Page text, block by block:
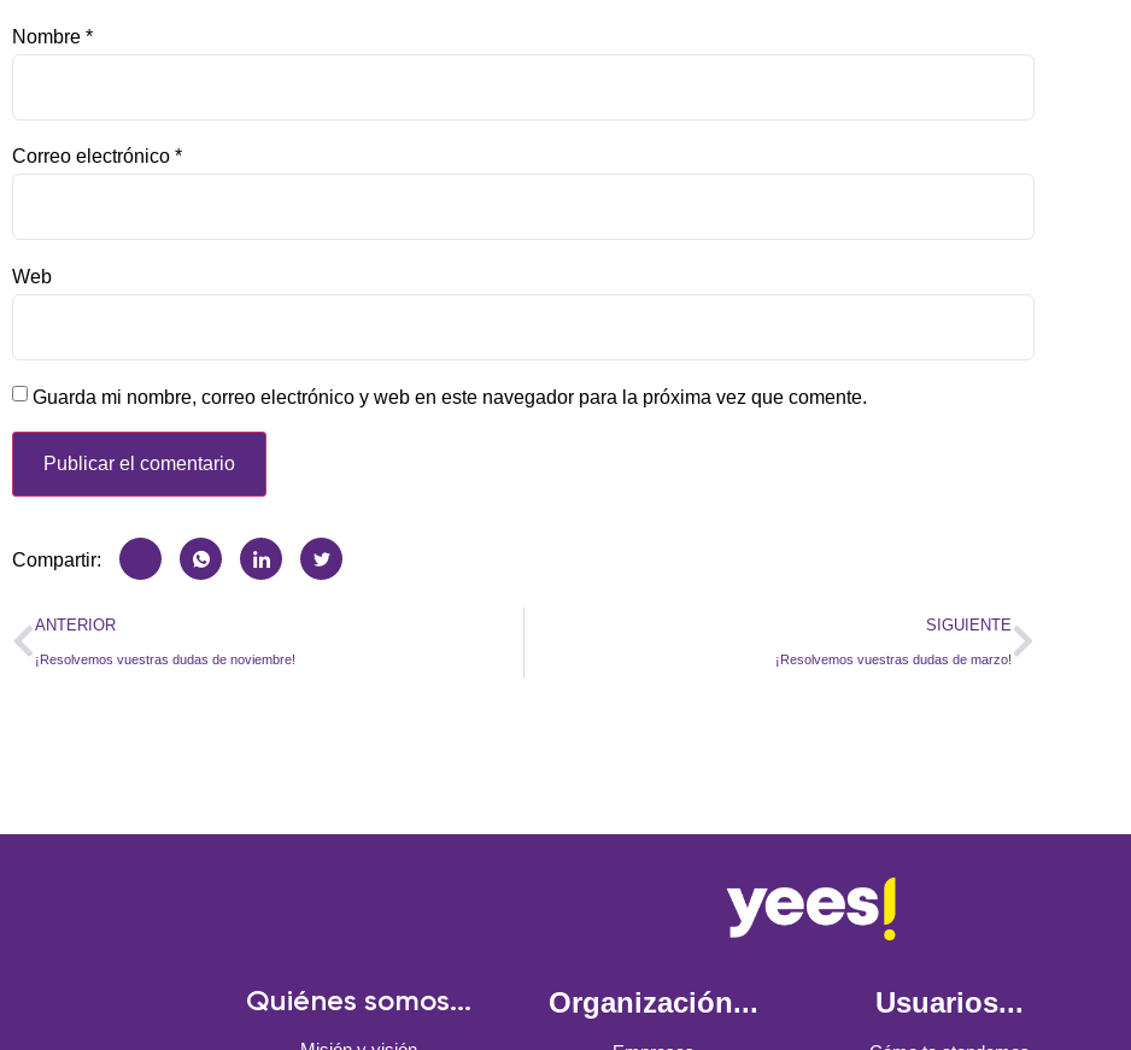
Nombre *
Correo electrónico *
Web
Guarda mi nombre, correo electrónico y web en este navegador para la próxima vez que comente.
Compartir:
ANTERIOR
¡Resolvemos vuestras dudas de noviembre!
SIGUIENTE
¡Resolvemos vuestras dudas de marzo!
Quiénes somos... Organización... Usuarios...